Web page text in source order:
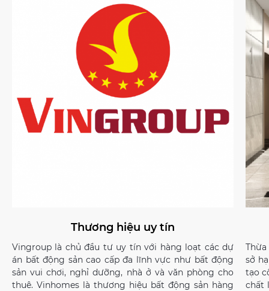
Thương hiệu uy tín
Vingroup là chủ đầu tư uy tín với hàng loạt các dự
án bất động sản cao cấp đa lĩnh vực như bất động
sản vui chơi, nghỉ dưỡng, nhà ở và văn phòng cho
thuê. Vinhomes là thương hiệu bất động sản hàng
sở
tạo
chất